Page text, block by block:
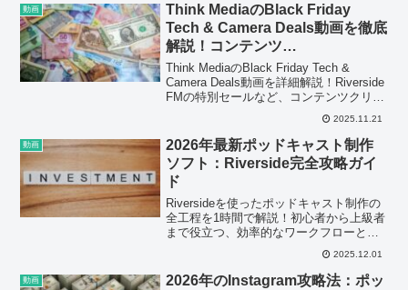
動画
Think MediaのBlack Friday
Tech & Camera Deals動画を徹底
解説！コンテンツ…
Think MediaのBlack Friday Tech &
Camera Deals動画を詳細解説！Riverside
FMの特別セールなど、コンテンツクリエ
2025.11.21
動画
2026年最新ポッドキャスト制作
ソフト：Riverside完全攻略ガイ
ド
Riversideを使ったポッドキャスト制作の
全工程を1時間で解説！初心者から上級者
まで役立つ、効率的なワークフローと最
新ツールを紹介。今すぐ動画をチェック
して、あなたのポッドキャストをレベル
アップさせましょう。
2025.12.01
動画
2026年のInstagram攻略法：ポッ